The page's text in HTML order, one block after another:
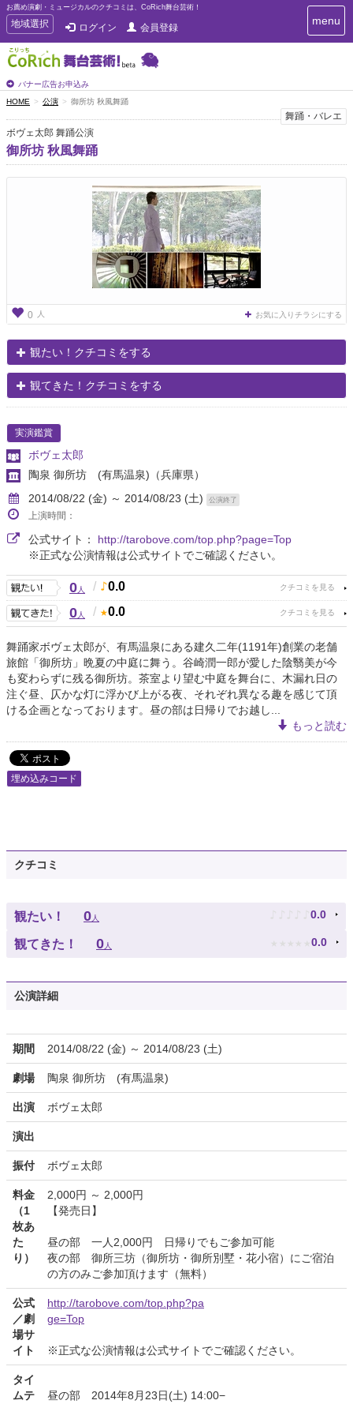
お薦め演劇・ミュージカルのクチコミは、CoRich舞台芸術！
T
o
g
g
e
n
a
v
i
g
地域選択 ログイン 会員登録
バナー広告お申込み
T
o
n
i
g
menu
HOME 公演 御所坊 秋風舞踊
舞踊・バレエ
ボヴェ太郎 舞踊公演
御所坊 秋風舞踊
0 人 お気に入りチラシにする
観たい！クチコミをする
観てきた！クチコミをする
実演鑑賞
ボヴェ太郎
陶泉 御所坊 (有馬温泉) （兵庫県）
2014/08/22 (金) ～ 2014/08/23 (土)
公演終了
上演時間：
公式サイト： http://tarobove.com/top.php?page=Top
※正式な公演情報は公式サイトでご確認ください。
0人 / 0.0
0人 / 0.0
舞踊家ボヴェ太郎が、有馬温泉にある建久二年(1191年)創業の老舗
旅館「御所坊」晩夏の中庭に舞う。谷崎潤一郎が愛した陰翳美が今
も変わらずに残る御所坊。茶室より望む中庭を舞台に、木漏れ日の
注ぐ昼、仄かな灯に浮かび上がる夜、それぞれ異なる趣を感じて頂
ける企画となっております。昼の部は日帰りでお越し...
もっと読む
埋め込みコード
クチコミ
観たい！ 0人 ♪ ♪ ♪ ♪ ♪ 0.0
観てきた！ 0人 ★ ★ ★ ★ ★ 0.0
公演詳細
期間 2014/08/22 (金) ～ 2014/08/23 (土)
劇場 陶泉 御所坊 (有馬温泉)
出演 ボヴェ太郎
演出
振付 ボヴェ太郎
料金
（1
枚あ
た
り）
2,000円 ～ 2,000円
【発売日】
昼の部 一人2,000円 日帰りでもご参加可能
夜の部 御所三坊（御所坊・御所別墅・花小宿）にご宿泊
の方のみご参加頂けます（無料）
公式
／劇
場サ
イト
http://tarobove.com/top.php?pa
ge=Top
※正式な公演情報は公式サイトでご確認ください。
タイ
ムテ
昼の部 2014年8月23日(土) 14:00−